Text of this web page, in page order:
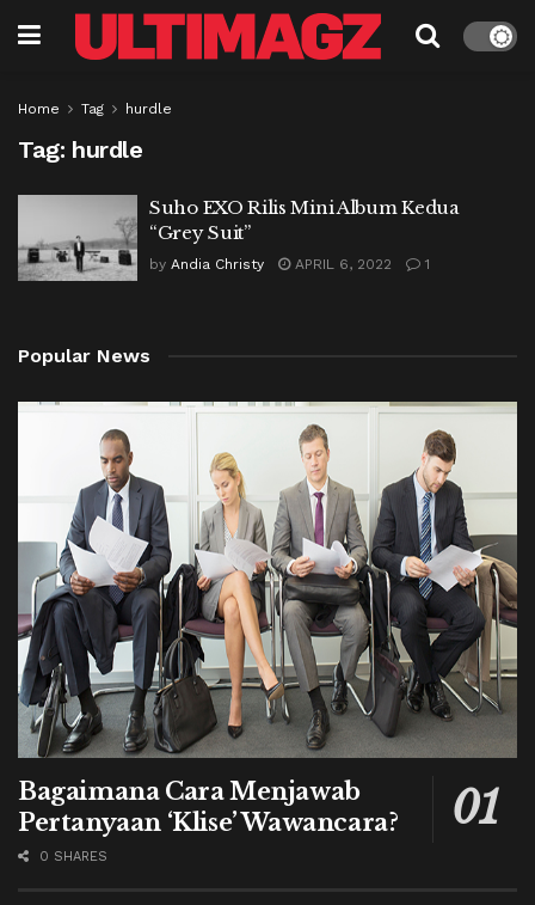
Home Tag hurdle
Tag: hurdle
Suho EXO Rilis Mini Album Kedua
“Grey Suit”
by Andia Christy APRIL 6, 2022 1
Popular News
Bagaimana Cara Menjawab
Pertanyaan ‘Klise’ Wawancara?
0 SHARES